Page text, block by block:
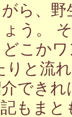
ら、
う。
こか
りと流
でき
もま